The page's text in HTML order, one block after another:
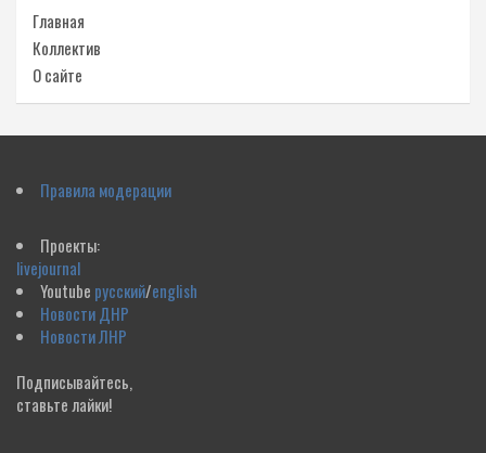
Главная
Коллектив
О сайте
Правила модерации
Проекты:
livejournal
Youtube русский/english
Новости ДНР
Новости ЛНР
Подписывайтесь,
ставьте лайки!